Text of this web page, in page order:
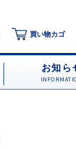
買い物カゴ
お知ら